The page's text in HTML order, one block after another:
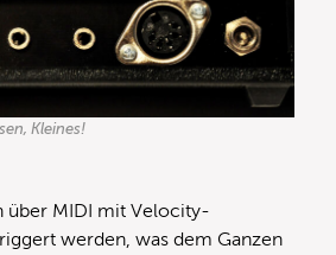
Kleines!
über MIDI mit Velocity-
werden, was dem Ganzen